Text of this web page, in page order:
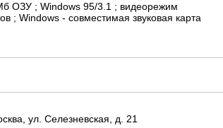
ОЗУ ; Windows 95/3.1 ; видеорежим
; Windows - совместимая звуковая карта
ул. Селезневская, д. 21